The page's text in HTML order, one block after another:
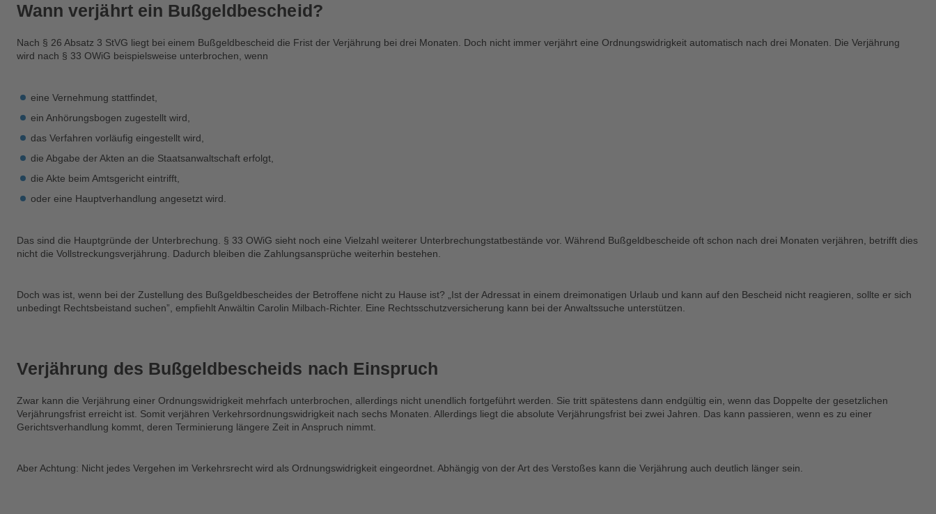
Wann verjährt ein Bußgeldbescheid?
Nach § 26 Absatz 3 StVG liegt bei einem Bußgeldbescheid die Frist der Verjährung bei drei Monaten. Doch nicht immer verjährt eine Ordnungswidrigkeit automatisch nach drei Monaten. Die Verjährung
wird nach § 33 OWiG beispielsweise unterbrochen, wenn
eine Vernehmung stattfindet,
ein Anhörungsbogen zugestellt wird,
das Verfahren vorläufig eingestellt wird,
die Abgabe der Akten an die Staatsanwaltschaft erfolgt,
die Akte beim Amtsgericht eintrifft,
oder eine Hauptverhandlung angesetzt wird.
Das sind die Hauptgründe der Unterbrechung. § 33 OWiG sieht noch eine Vielzahl weiterer Unterbrechungstatbestände vor. Während Bußgeldbescheide oft schon nach drei Monaten verjähren, betrifft dies
nicht die Vollstreckungsverjährung. Dadurch bleiben die Zahlungsansprüche weiterhin bestehen.
Doch was ist, wenn bei der Zustellung des Bußgeldbescheides der Betroffene nicht zu Hause ist? „Ist der Adressat in einem dreimonatigen Urlaub und kann auf den Bescheid nicht reagieren, sollte er sich
unbedingt Rechtsbeistand suchen”, empfiehlt Anwältin Carolin Milbach-Richter. Eine Rechtsschutzversicherung kann bei der Anwaltssuche unterstützen.
Verjährung des Bußgeldbescheids nach Einspruch
Zwar kann die Verjährung einer Ordnungswidrigkeit mehrfach unterbrochen, allerdings nicht unendlich fortgeführt werden. Sie tritt spätestens dann endgültig ein, wenn das Doppelte der gesetzlichen
Verjährungsfrist erreicht ist. Somit verjähren Verkehrsordnungswidrigkeit nach sechs Monaten. Allerdings liegt die absolute Verjährungsfrist bei zwei Jahren. Das kann passieren, wenn es zu einer
Gerichtsverhandlung kommt, deren Terminierung längere Zeit in Anspruch nimmt.
Aber Achtung: Nicht jedes Vergehen im Verkehrsrecht wird als Ordnungswidrigkeit eingeordnet. Abhängig von der Art des Verstoßes kann die Verjährung auch deutlich länger sein.